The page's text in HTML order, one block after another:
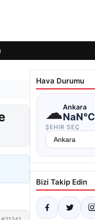
Hava Durumu
☁Ankara
NaN°C
ŞEHIR SEÇ
Bizi Takip Edin